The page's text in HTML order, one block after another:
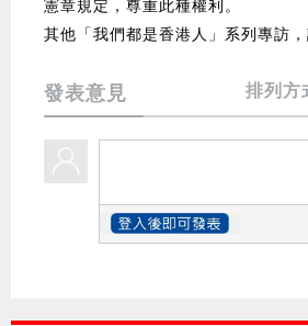
憲章規定，尊重此種權利。
其他「我們都是香港人」系列專訪，
發表意見 排列方